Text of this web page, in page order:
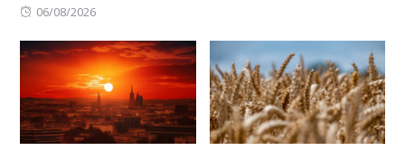
Posted
06/08/2026